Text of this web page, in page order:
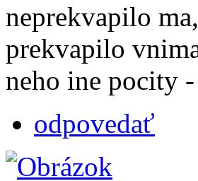
neprekvapilo
prekvapilo
neho ine pocity
odpovedať